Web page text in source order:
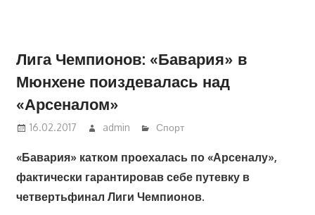
Лига Чемпионов: «Бавария» в
Мюнхене поиздевалась над
«Арсеналом»
16.02.2017 admin Спорт
«Бавария» катком проехалась по «Арсеналу»,
фактически гарантировав себе путевку в
четвертьфинал Лиги Чемпионов.